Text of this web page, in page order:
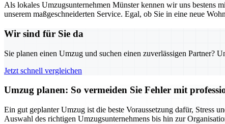
Als lokales Umzugsunternehmen Münster kennen wir uns bestens
unserem maßgeschneiderten Service. Egal, ob Sie in eine neue
Wir sind für Sie da
Sie planen einen Umzug und suchen einen zuverlässigen Partner?
Jetzt schnell vergleichen
Umzug planen: So vermeiden Sie Fehler mit
Ein gut geplanter Umzug ist die beste Voraussetzung dafür, Stress
Auswahl des richtigen Umzugsunternehmens bis hin zur